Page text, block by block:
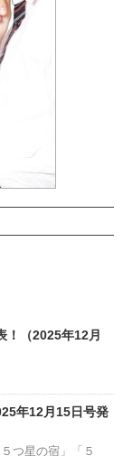
！（2025年12月
年12月15日号発
つ星の宿」「５